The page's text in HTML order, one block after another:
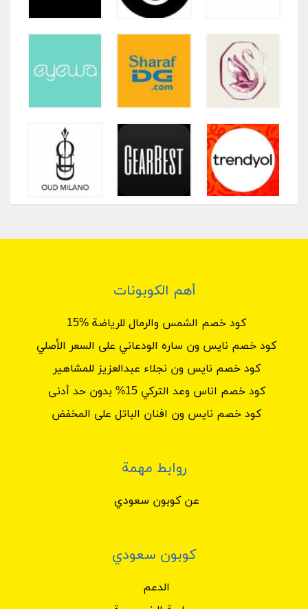
أهم الكوبونات
كود خصم الشمس والرمال للرياضة %15
كود خصم نايس ون ساره الودعاني على السعر الأصلي
كود خصم نايس ون نجلاء عبدالعزيز للمشاهير
كود خصم اناس وعد التركي 15% بدون حد أدنى
كود خصم نايس ون افنان الباتل على المخفض
روابط مهمة
عن كوبون سعودي
كوبون سعودي
الدعم